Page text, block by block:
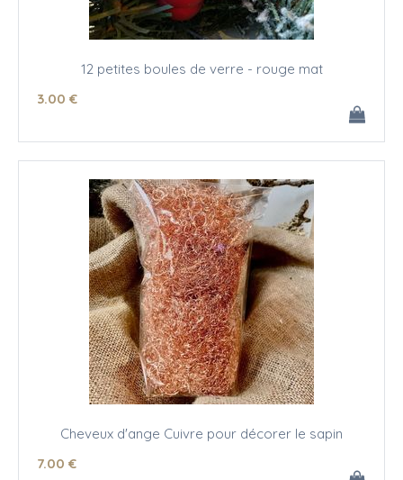
12 petites boules de verre - rouge mat
3.00 €
Cheveux d'ange Cuivre pour décorer le sapin
7.00 €